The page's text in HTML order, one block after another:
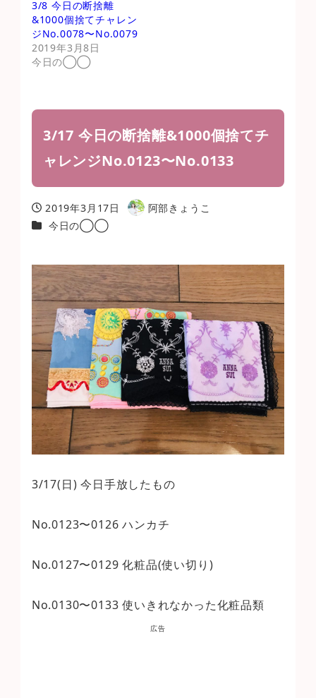
3/8 今日の断捨離
&1000個捨てチャレン
ジNo.0078〜No.0079
2019年3月8日
今日の◯◯
3/17 今日の断捨離&1000個捨てチ
ャレンジNo.0123〜No.0133
投稿日
2019年3月17日
著
阿部きょうこ
カテゴリー
今日の◯◯
3/17(日) 今日手放したもの
No.0123〜0126 ハンカチ
No.0127〜0129 化粧品(使い切り)
No.0130〜0133 使いきれなかった化粧品類
広告